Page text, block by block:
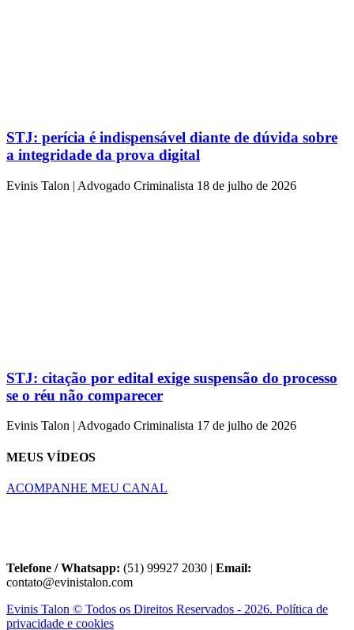
STJ: perícia é indispensável diante de dúvida sobre
a integridade da prova digital
Evinis Talon | Advogado Criminalista 18 de julho de 2026
STJ: citação por edital exige suspensão do processo
se o réu não comparecer
Evinis Talon | Advogado Criminalista 17 de julho de 2026
MEUS VÍDEOS
ACOMPANHE MEU CANAL
Telefone / Whatsapp: (51) 99927 2030 | Email:
contato@evinistalon.com
Evinis Talon © Todos os Direitos Reservados - 2026. Política de
privacidade e cookies